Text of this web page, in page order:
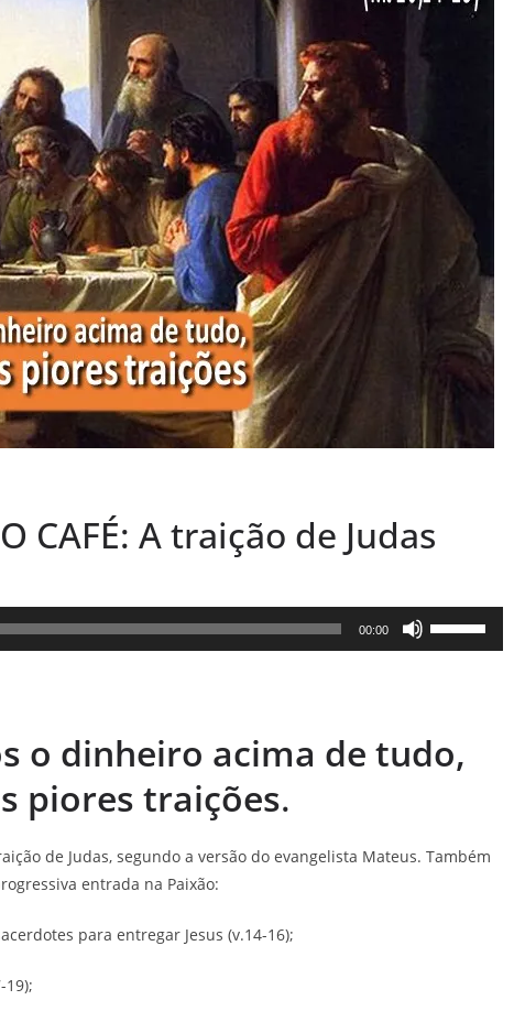
CAFÉ: A traição de Judas
00:00
Use
as
cima
para
o dinheiro acima de tudo,
piores traições.
de Judas, segundo a versão do evangelista Mateus. Também
entrada na Paixão:
para entregar Jesus (v.14-16);
19);